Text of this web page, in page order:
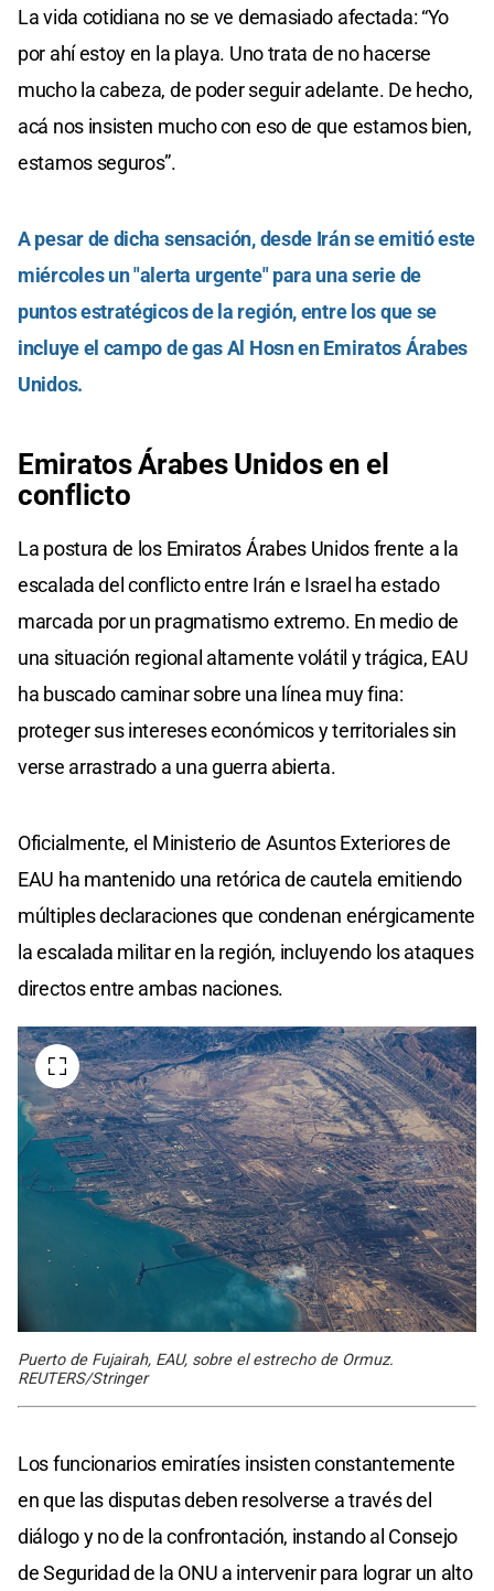
La vida cotidiana no se ve demasiado afectada: “Yo
por ahí estoy en la playa. Uno trata de no hacerse
mucho la cabeza, de poder seguir adelante. De hecho,
acá nos insisten mucho con eso de que estamos bien,
estamos seguros”.
A pesar de dicha sensación, desde Irán se emitió este
miércoles un "alerta urgente" para una serie de
puntos estratégicos de la región, entre los que se
incluye el campo de gas Al Hosn en Emiratos Árabes
Unidos.
Emiratos Árabes Unidos en el
conflicto
La postura de los Emiratos Árabes Unidos frente a la
escalada del conflicto entre Irán e Israel ha estado
marcada por un pragmatismo extremo. En medio de
una situación regional altamente volátil y trágica, EAU
ha buscado caminar sobre una línea muy fina:
proteger sus intereses económicos y territoriales sin
verse arrastrado a una guerra abierta.
Oficialmente, el Ministerio de Asuntos Exteriores de
EAU ha mantenido una retórica de cautela emitiendo
múltiples declaraciones que condenan enérgicamente
la escalada militar en la región, incluyendo los ataques
directos entre ambas naciones.
Puerto de Fujairah, EAU, sobre el estrecho de Ormuz.
REUTERS/Stringer
Los funcionarios emiratíes insisten constantemente
en que las disputas deben resolverse a través del
diálogo y no de la confrontación, instando al Consejo
de Seguridad de la ONU a intervenir para lograr un alto